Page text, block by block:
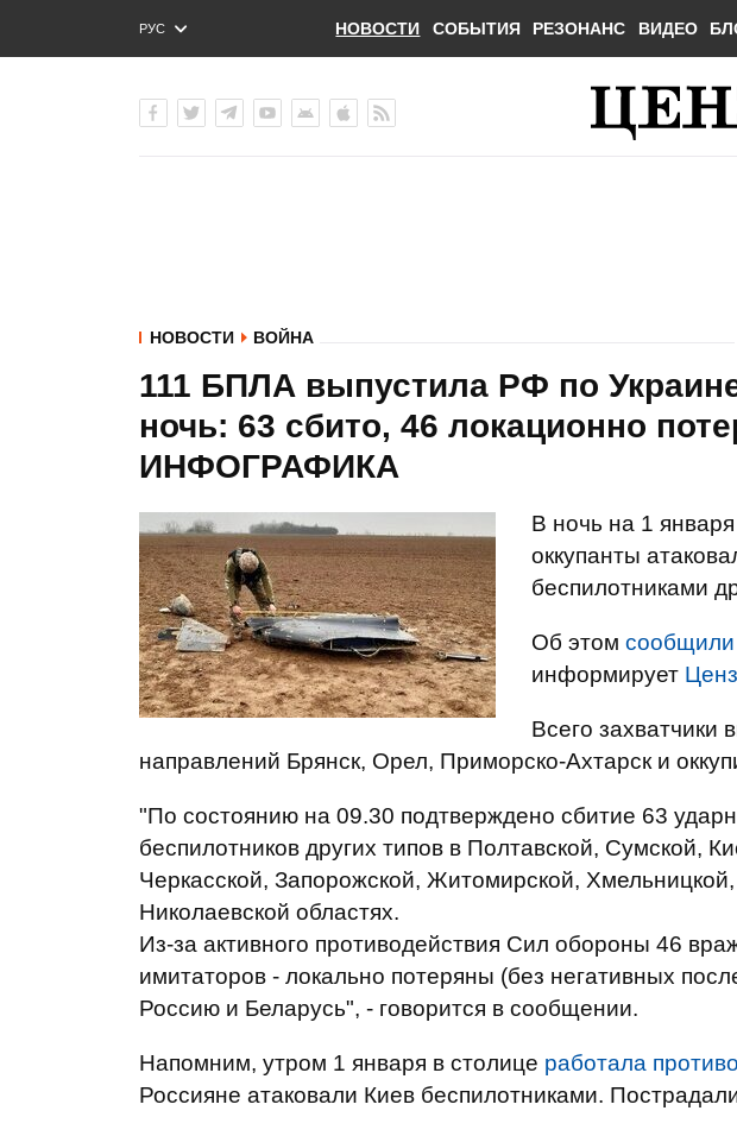
РУС
ENG
НОВОСТИ СОБЫТИЯ РЕЗОНАНС ВИДЕО
НОВОСТИ ВОЙНА
111 БПЛА выпустила РФ по
ночь: 63 сбито, 46 локационно
ИНФОГРАФИКА
В ночь на 1
оккупанты
беспилотниками
Об этом сообщили
информирует
Всего захватчики
направлений Брянск, Орел, Приморско-Ахтарск и
"По состоянию на 09.30 подтверждено сбитие 63
беспилотников других типов в Полтавской, Сумской,
Черкасской, Запорожской, Житомирской,
Николаевской областях.
Из-за активного противодействия Сил обороны 46
имитаторов - локально потеряны (без негативных
Россию и Беларусь", - говорится в сообщении.
Напомним, утром 1 января в столице работала
Россияне атаковали Киев беспилотниками.